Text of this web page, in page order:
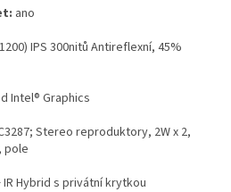
ano
IPS 300nitů Antireflexní, 45%
Intel® Graphics
Stereo reproduktory, 2W x 2,
pole
IR Hybrid s privátní krytkou